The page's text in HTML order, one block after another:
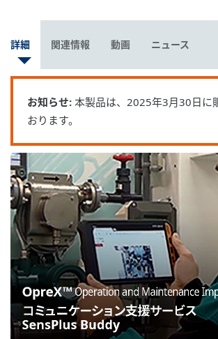
詳細 関連情報 動画 ニュース
お知らせ: 本製品は、2025年3月30日に
おります。